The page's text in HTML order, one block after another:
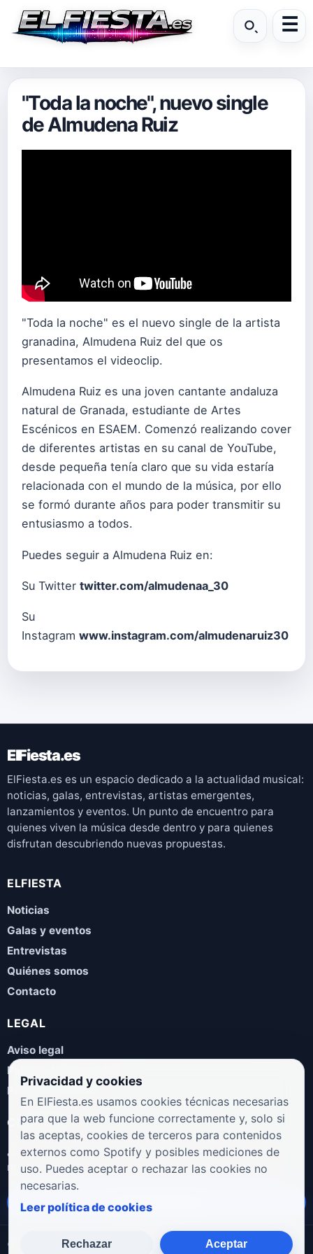
"Toda la noche", nuevo single
de Almudena Ruiz
"Toda la noche" es el nuevo single de la artista
granadina, Almudena Ruiz del que os
presentamos el videoclip.
Almudena Ruiz es una joven cantante andaluza
natural de Granada, estudiante de Artes
Escénicos en ESAEM. Comenzó realizando cover
de diferentes artistas en su canal de YouTube,
desde pequeña tenía claro que su vida estaría
relacionada con el mundo de la música, por ello
se formó durante años para poder transmitir su
entusiasmo a todos.
Puedes seguir a Almudena Ruiz en:
Su Twitter twitter.com/almudenaa_30
Su
Instagram www.instagram.com/almudenaruiz30
ElFiesta.es
ElFiesta.es es un espacio dedicado a la actualidad musical:
noticias, galas, entrevistas, artistas emergentes,
lanzamientos y eventos. Un punto de encuentro para
quienes viven la música desde dentro y para quienes
disfrutan descubriendo nuevas propuestas.
ELFIESTA
Noticias
Galas y eventos
Entrevistas
Quiénes somos
Contacto
LEGAL
Aviso legal
Política de privacidad
Política de cookies
COLABORA
¿Eres artista, manager, sello o promotor? Envíanos tus
novedades, galas, entrevistas o propuestas musicales.
Enviar propuesta
© 2026 ElFiesta.es Noticias · Galas · Entrevistas · Música
Privacidad y cookies
En ElFiesta.es usamos cookies técnicas necesarias
para que la web funcione correctamente y, solo si
las aceptas, cookies de terceros para contenidos
externos como Spotify y posibles mediciones de
uso. Puedes aceptar o rechazar las cookies no
necesarias.
Leer política de cookies
Rechazar Aceptar